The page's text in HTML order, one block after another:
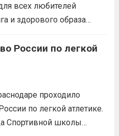
всех любителей
и здорового образа
— мастером
первенства
как спорт для
исключительно
Однако...
России по легкой
проходило
по легкой атлетике.
Спортивной школы